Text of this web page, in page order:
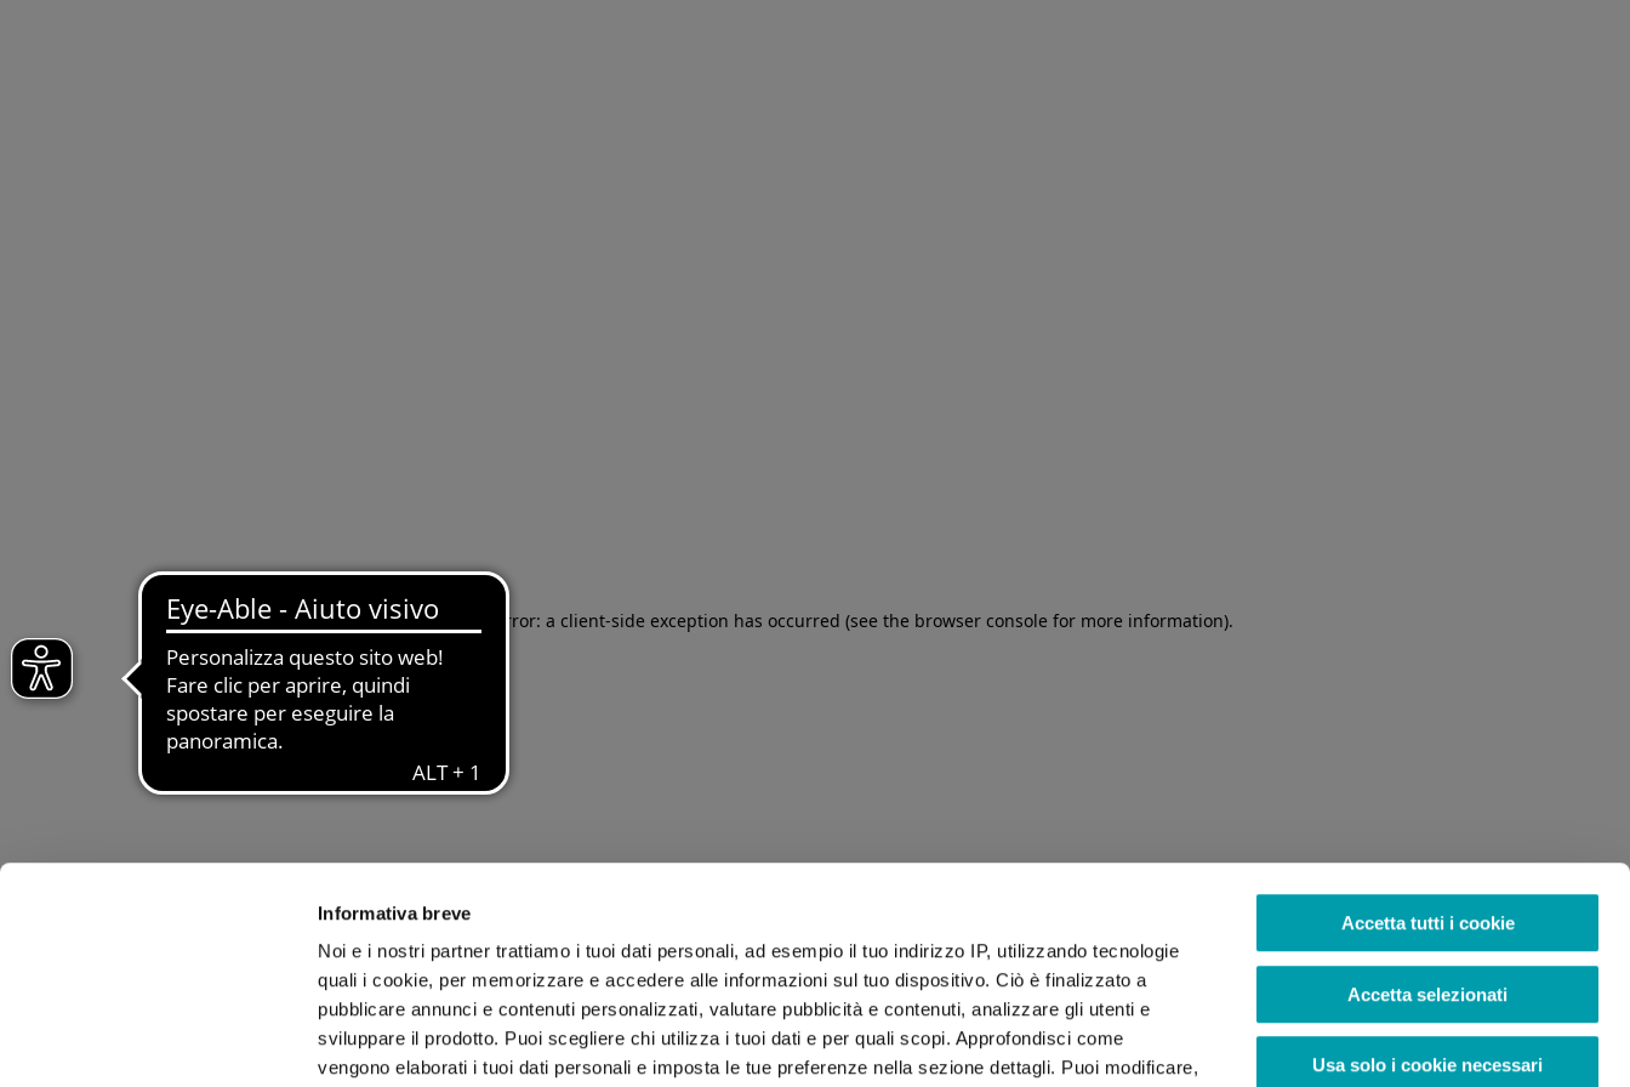
Informativa breve
Noi e i nostri partner trattiamo i tuoi dati personali, ad esempio il tuo indirizzo IP, utilizzando tecnologie
quali i cookie, per memorizzare e accedere alle informazioni sul tuo dispositivo. Ciò è finalizzato a
pubblicare annunci e contenuti personalizzati, valutare pubblicità e contenuti, analizzare gli utenti e
sviluppare il prodotto. Puoi scegliere chi utilizza i tuoi dati e per quali scopi. Approfondisci come
vengono elaborati i tuoi dati personali e imposta le tue preferenze nella sezione dettagli. Puoi modificare,
Accetta tutti i cookie
Accetta selezionati
Usa solo i cookie necessari
Application error: a client-side exception has occurred (see the browser console for more information).